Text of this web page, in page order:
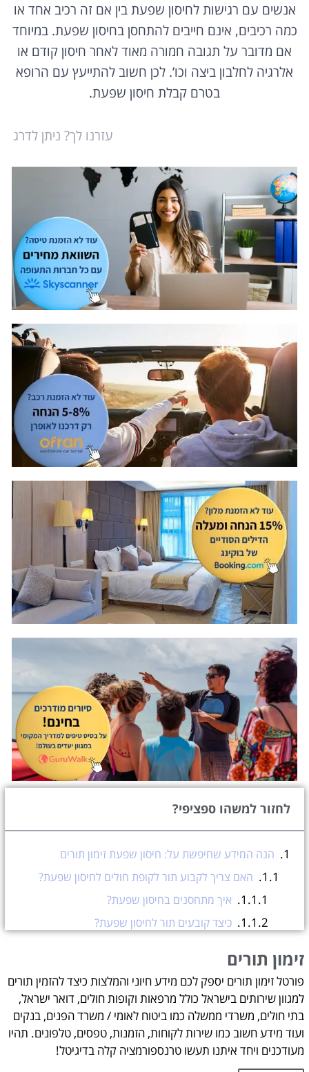
אנשים עם רגישות לחיסון שפעת בין אם זה רכיב אחד או
כמה רכיבים, אינם חייבים להתחסן בחיסון שפעת. במיוחד
אם מדובר על תגובה חמורה מאוד לאחר חיסון קודם או
אלרגיה לחלבון ביצה וכו’. לכן חשוב להתייעץ עם הרופא
בטרם קבלת חיסון שפעת.
עזרנו לך? ניתן לדרג
לחזור למשהו ספציפי?
הנה המידע שחיפשת על: חיסון שפעת זימון תורים
האם צריך לקבוע תור לקופת חולים לחיסון שפעת?
איך מתחסנים בחיסון שפעת?
כיצד קובעים תור לחיסון שפעת?
מתי יש להתחסן בחיסון השפעת?
מה כולל בתוכו חיסון לשפעת?
יעילות חיסון השפעת
האם ניתן לקבל את חיסון השפעת בתרסיס ולא בזריקה?
זימון תורים
פורטל זימון תורים יספק לכם מידע חיוני והמלצות כיצד להזמין תורים
למגוון שירותים בישראל כולל מרפאות וקופות חולים, דואר ישראל,
בתי חולים, משרדי ממשלה כמו ביטוח לאומי / משרד הפנים, בנקים
ועוד מידע חשוב כמו שירות לקוחות, הזמנות, טפסים, טלפונים. תהיו
מעודכנים ויחד איתנו תעשו טרנספורמציה קלה בדיגיטל!